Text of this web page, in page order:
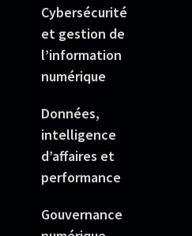
Cybersécurité
et gestion de
l’information
numérique
Données,
intelligence
d’affaires et
performance
Gouvernance